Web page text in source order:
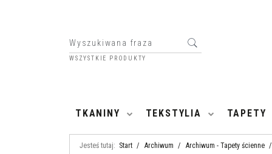
WSZYSTKIE PRODUKTY
TKANINY TEKSTYLIA TAPETY
Jesteś tutaj: Start / Archiwum / Archiwum - Tapety ścienne /